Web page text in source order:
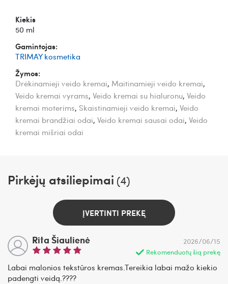
Kiekis
50 ml
Gamintojas:
TRIMAY kosmetika
Žymos:
Drėkinamieji veido kremai, Maitinamieji veido kremai,
Veido kremai vyrams, Veido kremai su hialuronu, Veido
kremai moterims, Skaistinamieji veido kremai, Veido
kremai brandžiai odai, Veido kremai sausai odai, Veido
kremai mišriai odai
Pirkėjų atsiliepimai (4)
ĮVERTINTI PREKĘ
Rita Šiaulienė
Rekomenduotų šią prekę
2026/06/15
Labai malonios tekstūros kremas.Tereikia labai mažo kiekio
padengti veidą.????